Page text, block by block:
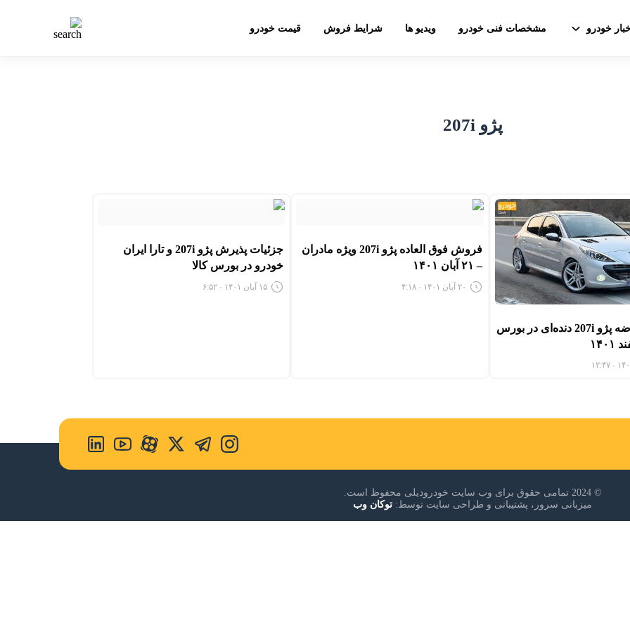
خودرو مشخصات فنی خودرو ویدیو ها شرایط فروش قیمت خودرو
پژو 207i
جزئیات عرضه پژو 207i دنده‌ای در بورس
فروش فوق العاده پژو 207i ویژه مادران
– ۲۱ آبان ۱۴۰۱
۲۰ آبان ۱۴۰۱ - ۴:۱۸
جزئیات پذیرش پژو 207i و تارا ایران
خودرو در بورس کالا
۱۵ آبان ۱۴۰۱ - ۶:۵۲
© 2024 تمامی حقوق برای وب سایت خودرودیلی محفوظ است.
میزبانی سرور، پشتیبانی و طراحی سایت توسط: توکان وب